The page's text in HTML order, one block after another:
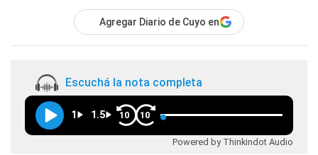
Agregar Diario de Cuyo en
Escuchá la nota completa
1 1.5 10 10
Powered by Thinkindot Audio